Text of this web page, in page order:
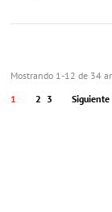
Mostrando 1-12 de 34
1
2 3 Siguiente